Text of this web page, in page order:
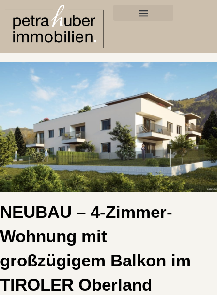
NEUBAU – 4-Zimmer-
Wohnung mit
großzügigem Balkon im
TIROLER Oberland